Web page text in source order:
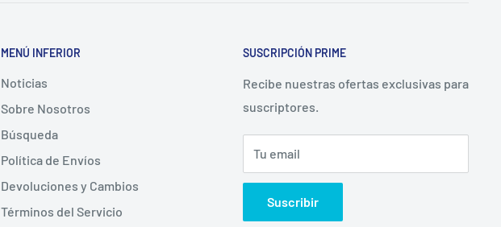
MENÚ INFERIOR
Noticias
Sobre Nosotros
Búsqueda
Política de Envíos
Devoluciones y Cambios
Términos del Servicio
SUSCRIPCIÓN PRIME
Recibe nuestras ofertas exclusivas para
suscriptores.
Tu email
Suscribir